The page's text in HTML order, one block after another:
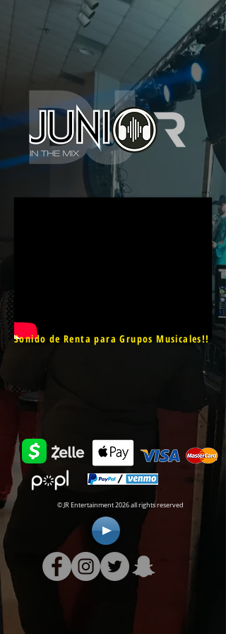
Sonido de Renta para Grupos Musicales!!
© JR Entertainment 2026 all rights reserved